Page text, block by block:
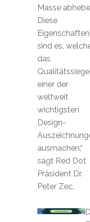
Masse
Diese
Eigenschaften
sind es,
das
einer der
weltweit
wichtigsten
Design-
ausmachen,“
sagt Red Dot
Präsident Dr.
Peter Zec.